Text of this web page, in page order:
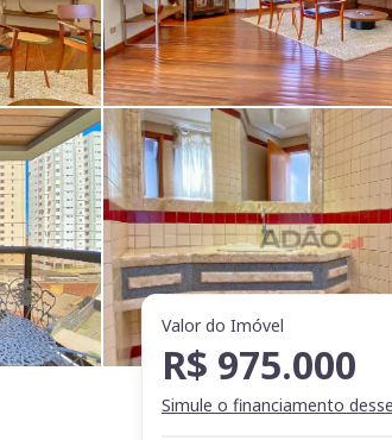
Valor do Imóvel
R$ 975.000
Simule o financiamento